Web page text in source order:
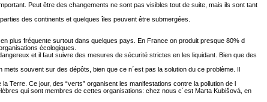
Peut être des changements ne sont pas visibles tout de suite, mais ils sont tant
des continents et quelques îles peuvent être submergées.
plus fréquente surtout dans quelques pays. En France on produit presque 80% d
écologiques.
et il faut suivre des mesures de sécurité strictes en les liquidant. Bien que des
souvent sur des dépôts, bien que ce n´est pas la solution du ce problème. Il
Terre. Ce jour, des “verts” organisent les manifestations contre la pollution de l
qui sont membres de cettes organisations: chez nous c´est Marta Kubišová, en